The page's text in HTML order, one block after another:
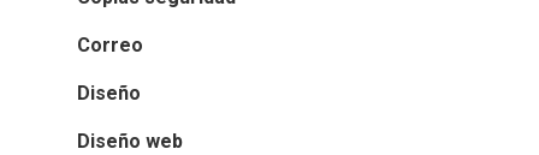
Correo
Diseño
Diseño web